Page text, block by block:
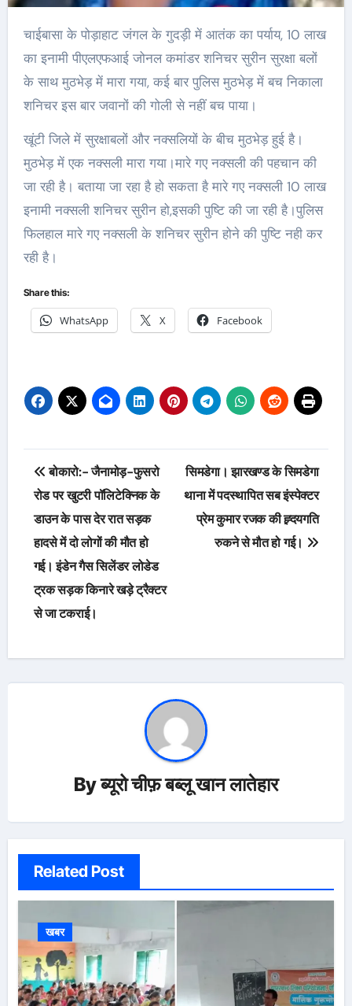
चाईबासा के पोड़ाहाट जंगल के गुदड़ी में आतंक का पर्याय, 10 लाख
का इनामी पीएलएफआई जोनल कमांडर शनिचर सुरीन सुरक्षा बलों
के साथ मुठभेड़ में मारा गया, कई बार पुलिस मुठभेड़ में बच निकाला
शनिचर इस बार जवानों की गोली से नहीं बच पाया।
खूंटी जिले में सुरक्षाबलों और नक्सलियों के बीच मुठभेड़ हुई है।
मुठभेड़ में एक नक्सली मारा गया।मारे गए नक्सली की पहचान की
जा रही है। बताया जा रहा है हो सकता है मारे गए नक्सली 10 लाख
इनामी नक्सली शनिचर सुरीन हो,इसकी पुष्टि की जा रही है।पुलिस
फिलहाल मारे गए नक्सली के शनिचर सुरीन होने की पुष्टि नही कर
रही है।
Share this:
WhatsApp X Facebook
Post
navigation
बोकारो:- जैनामोड़-फुसरो
रोड पर खुटरी पॉलिटेक्निक के
डाउन के पास देर रात सड़क
हादसे में दो लोगों की मौत हो
गई। इंडेन गैस सिलेंडर लोडेड
ट्रक सड़क किनारे खड़े ट्रैक्टर
से जा टकराई।
सिमडेगा। झारखण्ड के सिमडेगा
थाना में पदस्थापित सब इंस्पेक्टर
प्रेम कुमार रजक की ह्र्दयगति
रुकने से मौत हो गई।
Byब्यूरो चीफ़ बब्लू खान लातेहार
Related Post
खबर